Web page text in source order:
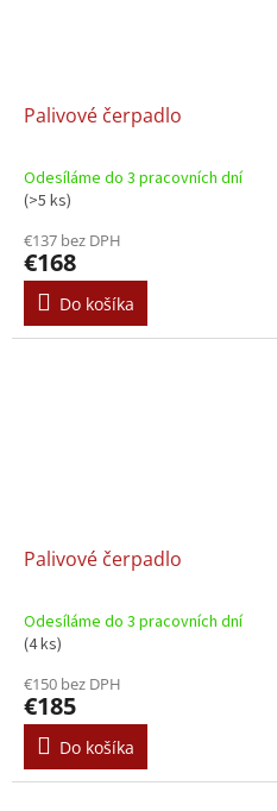
Palivové čerpadlo
Odesíláme do 3 pracovních dní
(>5 ks)
€137 bez DPH
€168
Do košíka
Palivové čerpadlo
Odesíláme do 3 pracovních dní
(4 ks)
€150 bez DPH
€185
Do košíka